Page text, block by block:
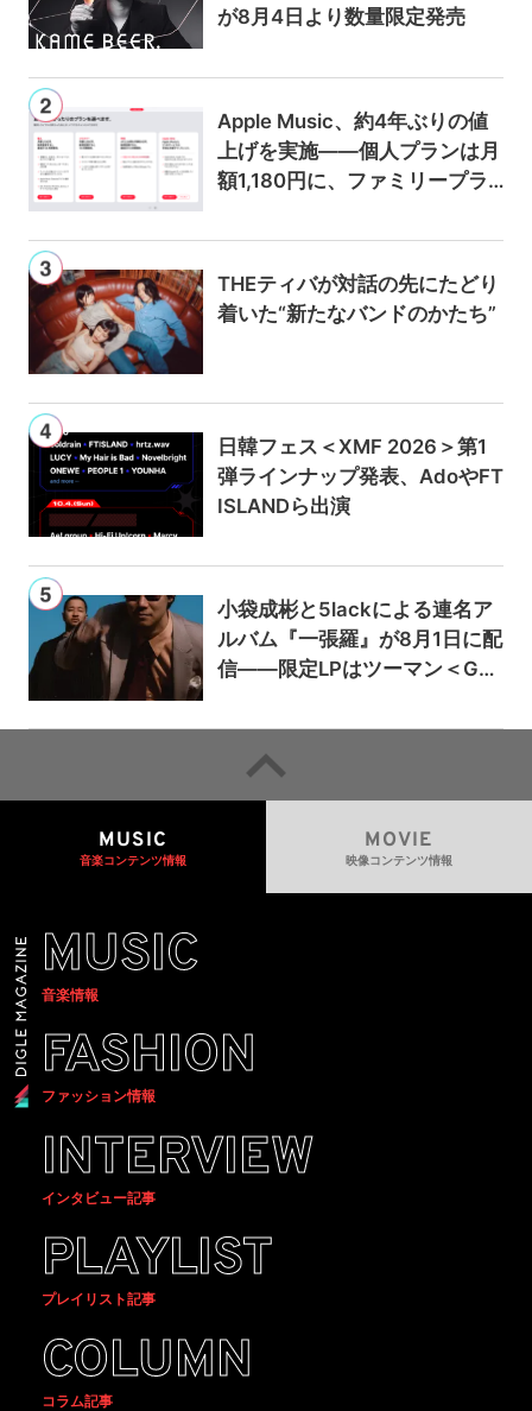
が8月4日より数量限定発売
Apple Music、約4年ぶりの値
上げを実施——個人プランは月
額1,180円に、ファミリープラ
THEティバが対話の先にたどり
着いた“新たなバンドのかたち”
日韓フェス＜XMF 2026＞第1
弾ラインナップ発表、AdoやFT
ISLANDら出演
小袋成彬と5lackによる連名ア
ルバム『一張羅』が8月1日に配
信——限定LPはツーマン＜Gai
MUSIC
音楽コンテンツ情報
MOVIE
映像コンテンツ情報
MUSIC
音楽情報
FASHION
ファッション情報
INTERVIEW
インタビュー記事
PLAYLIST
プレイリスト記事
COLUMN
コラム記事